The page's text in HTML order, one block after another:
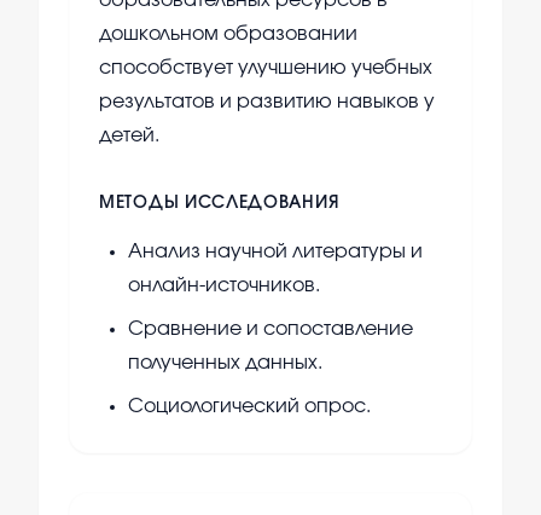
дошкольном образовании
способствует улучшению учебных
результатов и развитию навыков у
детей.
МЕТОДЫ ИССЛЕДОВАНИЯ
Анализ научной литературы и
онлайн-источников.
Сравнение и сопоставление
полученных данных.
Социологический опрос.